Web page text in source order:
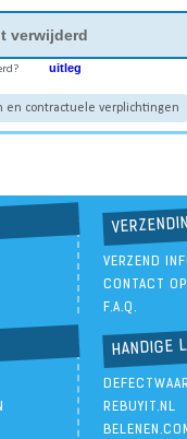
uitleg
en contractuele verplichtingen
VERZEND
CONTACT
F.A.Q.
HANDIGE
REBUYIT.NL